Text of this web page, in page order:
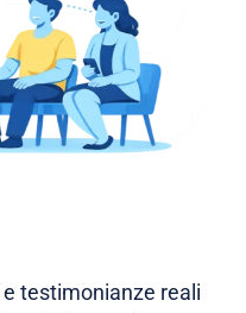
testimonianze reali